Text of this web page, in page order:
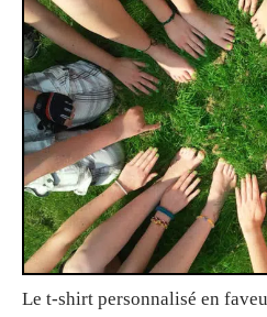
Le t-shirt personnalisé en